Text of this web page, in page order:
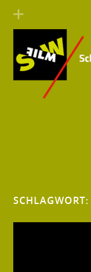
SCHLAGWORT: